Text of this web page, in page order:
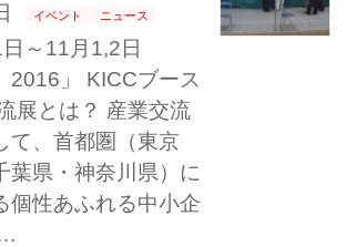
イベント ニュース
日～11月1,2日
2016」 KICCブース
展とは？ 産業交流
て、首都圏（東京
葉県・神奈川県）に
個性あふれる中小企